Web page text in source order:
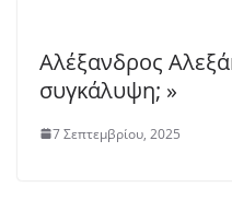
Αλέξανδρος
συγκάλυψη; »
7 Σεπτεμβρίου, 2025